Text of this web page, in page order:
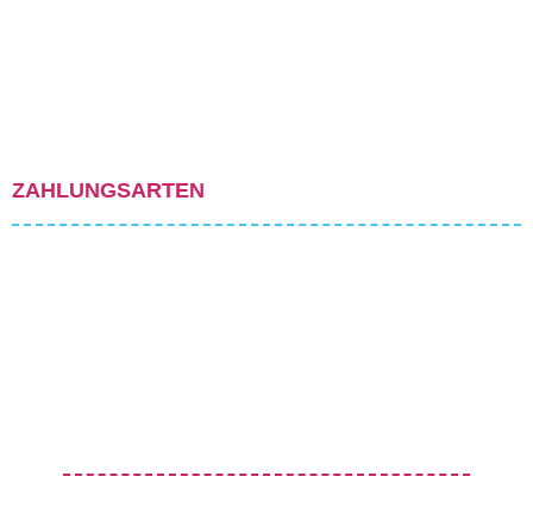
ZAHLUNGSARTEN